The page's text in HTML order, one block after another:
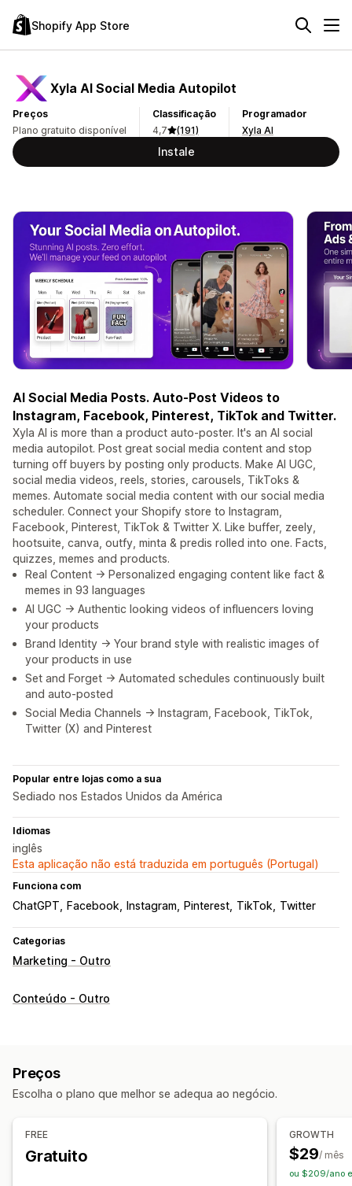
Shopify App Store
Xyla AI Social Media Autopilot
Preços
Plano gratuito disponível
Classificação
4,7
(191)
Programador
Xyla AI
Instale
AI Social Media Posts. Auto-Post Videos to
Instagram, Facebook, Pinterest, TikTok and Twitter.
Xyla AI is more than a product auto-poster. It's an AI social
media autopilot. Post great social media content and stop
turning off buyers by posting only products. Make AI UGC,
social media videos, reels, stories, carousels, TikToks &
memes. Automate social media content with our social media
scheduler. Connect your Shopify store to Instagram,
Facebook, Pinterest, TikTok & Twitter X. Like buffer, zeely,
hootsuite, canva, outfy, minta & predis rolled into one. Facts,
quizzes, memes and products.
Real Content -> Personalized engaging content like fact &
memes in 93 languages
AI UGC -> Authentic looking videos of influencers loving
your products
Brand Identity -> Your brand style with realistic images of
your products in use
Set and Forget -> Automated schedules continuously built
and auto-posted
Social Media Channels -> Instagram, Facebook, TikTok,
Twitter (X) and Pinterest
Popular entre lojas como a sua
Sediado nos Estados Unidos da América
Idiomas
inglês
Esta aplicação não está traduzida em português (Portugal)
Funciona com
ChatGPT Facebook Instagram Pinterest TikTok Twitter
Categorias
Marketing - Outro
Conteúdo - Outro
Preços
Escolha o plano que melhor se adequa ao negócio.
FREE
Gratuito
GROWTH
$29/ mês
ou $209/ano